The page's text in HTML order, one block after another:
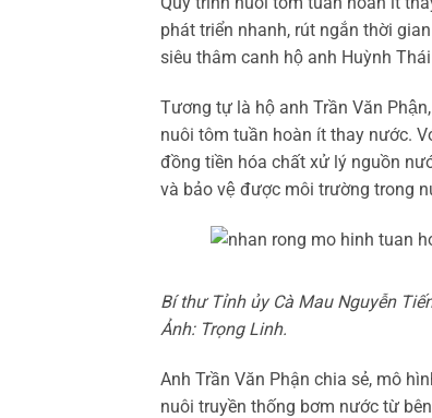
phát triển nhanh, rút ngắn thời
siêu thâm canh hộ anh Huỳnh
Tương tự là hộ anh Trần Văn
nuôi tôm tuần hoàn ít thay nước.
đồng tiền hóa chất xử lý nguồn
và bảo vệ được môi trường trong
Bí thư Tỉnh ủy Cà Mau Nguyễn
Ảnh: Trọng Linh.
Anh Trần Văn Phận chia sẻ, mô
nuôi truyền thống bơm nước từ